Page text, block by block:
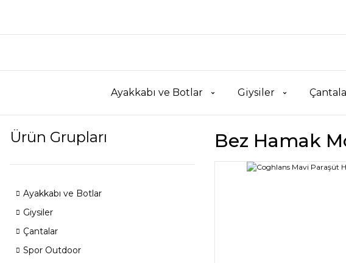
Ayakkabı ve Botlar Giysiler
Ürün Grupları
Ayakkabı ve Botlar
Giysiler
Çantalar
Spor Outdoor
Bez Hamak